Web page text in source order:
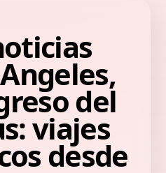
del
viajes
desde